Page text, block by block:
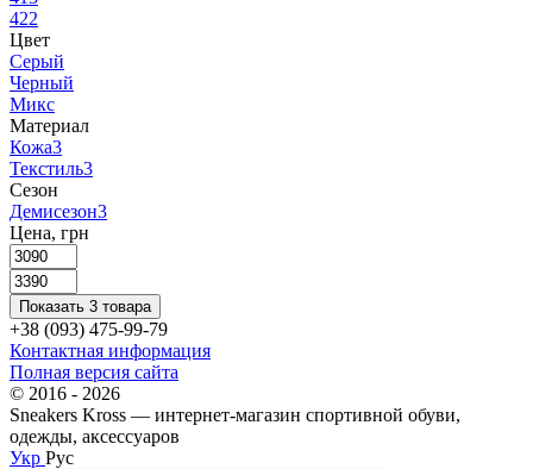
422
Цвет
Серый
Черный
Микс
Материал
Кожа3
Текстиль3
Сезон
Демисезон3
Цена, грн
Показать 3 товара
+38 (093) 475-99-79
Контактная информация
Полная версия сайта
© 2016 - 2026
Sneakers Kross — интернет-магазин спортивной обуви,
одежды, аксессуаров
Укр Рус